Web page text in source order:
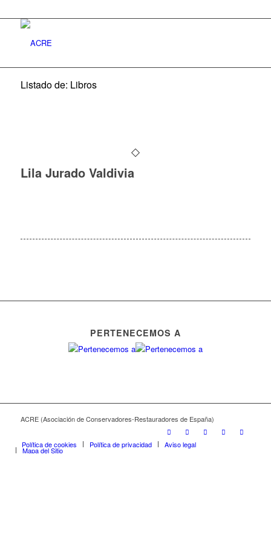
Listado de: Libros
Lila Jurado Valdivia
PERTENECEMOS A
ACRE (Asociación de Conservadores-Restauradores de España)
Política de cookies Política de privacidad Aviso legal
Mapa del Sitio